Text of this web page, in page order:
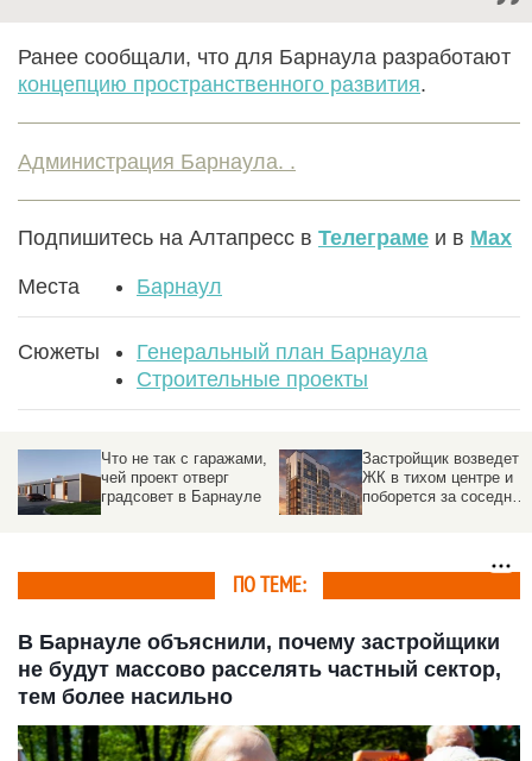
Ранее сообщали, что для Барнаула разработают
концепцию пространственного развития.
Администрация Барнаула. .
Подпишитесь на Алтапресс в Телеграме и в Max
Места Барнаул
Сюжеты
Генеральный план Барнаула
Строительные проекты
Застройщик возведет
ЖК в тихом центре и
поборется за соседний
Новый
маслоэкстракционный
цех построит
ПО ТЕМЕ:
В Барнауле объяснили, почему застройщики
не будут массово расселять частный сектор,
тем более насильно